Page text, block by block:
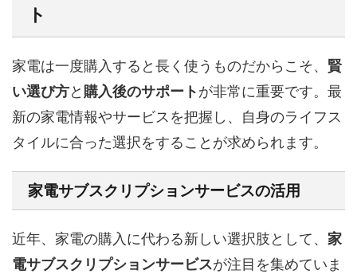
ト
家電は一度購入すると長く使うものだからこそ、 賢
い選び方と 購入後のサポートが非常に重要です。最
新の家電情報やサービスを把握し、自身のライフス
タイルに合った選択をすることが求められます。
家電サブスクリプションサービスの活用
近年、家電の購入に代わる新しい選択肢として、 家
電サブスクリプションサービスが注目を集めていま